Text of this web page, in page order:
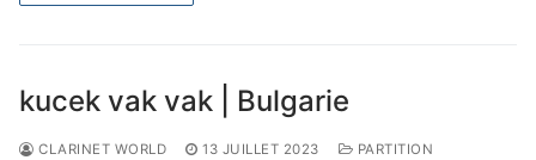
kucek vak vak | Bulgarie
CLARINET WORLD 13 JUILLET 2023 PARTITION